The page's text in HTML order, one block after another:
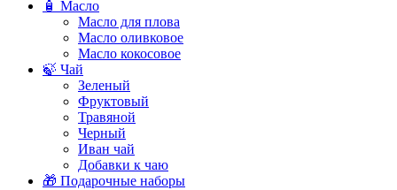
🧴 Масло
Масло для плова
Масло оливковое
Масло кокосовое
🍃 Чай
Зеленый
Фруктовый
Травяной
Черный
Иван чай
Добавки к чаю
🎁 Подарочные наборы